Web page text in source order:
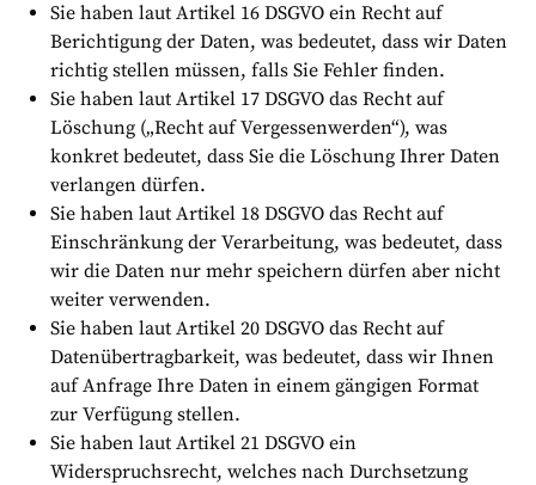
Sie haben laut Artikel 16 DSGVO ein Recht auf
Berichtigung der Daten, was bedeutet, dass wir Daten
richtig stellen müssen, falls Sie Fehler finden.
Sie haben laut Artikel 17 DSGVO das Recht auf
Löschung („Recht auf Vergessenwerden“), was
konkret bedeutet, dass Sie die Löschung Ihrer Daten
verlangen dürfen.
Sie haben laut Artikel 18 DSGVO das Recht auf
Einschränkung der Verarbeitung, was bedeutet, dass
wir die Daten nur mehr speichern dürfen aber nicht
weiter verwenden.
Sie haben laut Artikel 20 DSGVO das Recht auf
Datenübertragbarkeit, was bedeutet, dass wir Ihnen
auf Anfrage Ihre Daten in einem gängigen Format
zur Verfügung stellen.
Sie haben laut Artikel 21 DSGVO ein
Widerspruchsrecht, welches nach Durchsetzung